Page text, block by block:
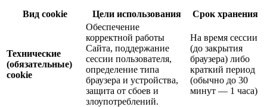
Вид cookie Цели использования Срок хранения
Технические
(обязательные)
cookie
Обеспечение
корректной работы
Сайта, поддержание
сессии пользователя,
определение типа
браузера и устройства,
защита от сбоев и
злоупотреблений.
На время сессии
(до закрытия
браузера) либо
краткий период
(обычно до 30
минут — 1 часа)